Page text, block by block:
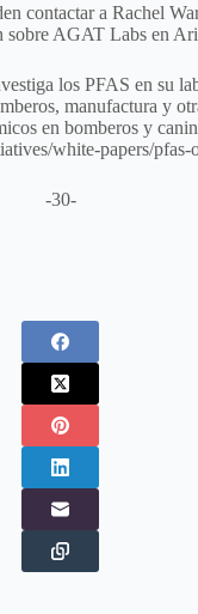
contactar a Rachel
sobre AGAT Labs en
los PFAS en su
manufactura y
en bomberos y
white-papers/pfas-
-30-